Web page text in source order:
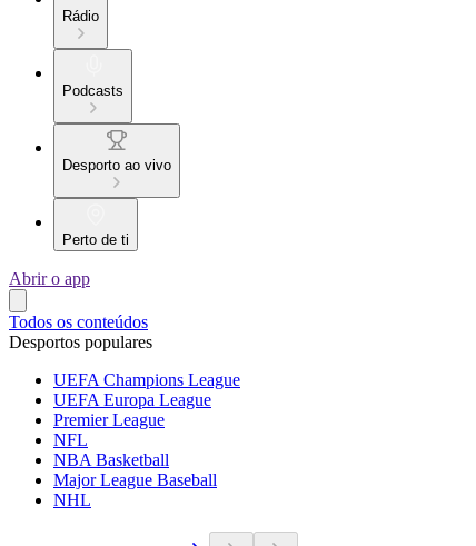
Rádio
Podcasts
Desporto ao vivo
Perto de ti
Abrir o app
Todos os conteúdos
Desportos populares
UEFA Champions League
UEFA Europa League
Premier League
NFL
NBA Basketball
Major League Baseball
NHL